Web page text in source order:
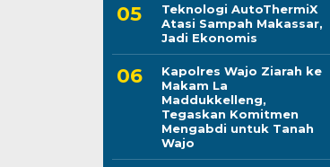
Teknologi AutoThermiX
Atasi Sampah Makassar,
Jadi Ekonomis
Kapolres Wajo Ziarah ke
Makam La
Maddukkelleng,
Tegaskan Komitmen
Mengabdi untuk Tanah
Wajo